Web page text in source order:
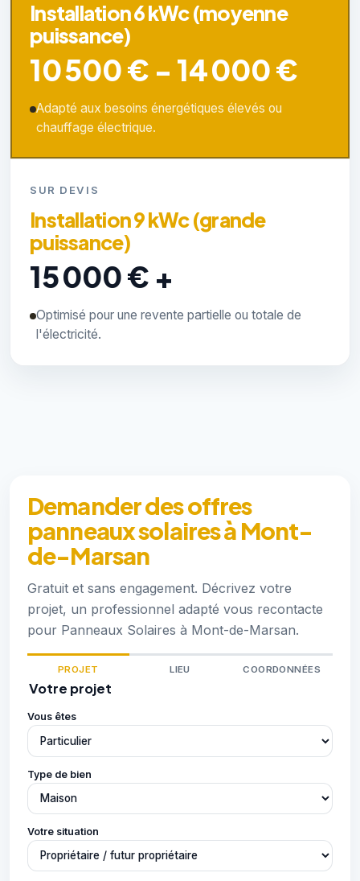
Installation 6 kWc (moyenne
puissance)
10 500 € - 14 000 €
Adapté aux besoins énergétiques élevés ou
chauffage électrique.
SUR DEVIS
Installation 9 kWc (grande
puissance)
15 000 € +
Optimisé pour une revente partielle ou totale de
l'électricité.
Demander des offres
panneaux solaires à Mont-
de-Marsan
Gratuit et sans engagement. Décrivez votre
projet, un professionnel adapté vous recontacte
pour Panneaux Solaires à Mont-de-Marsan.
PROJET LIEU COORDONNÉES
Votre projet
Vous êtes
Type de bien
Votre situation